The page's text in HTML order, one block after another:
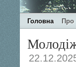
Головна Про